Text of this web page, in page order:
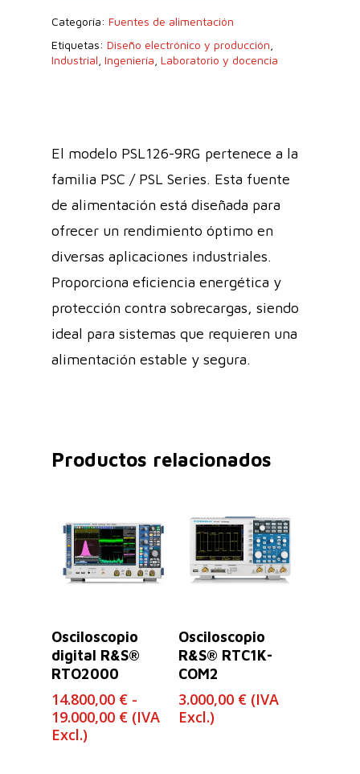
Categoría: Fuentes de alimentación
Etiquetas: Diseño electrónico y producción
Industrial Ingeniería Laboratorio y docencia
El modelo PSL126-9RG pertenece a la
familia PSC / PSL Series. Esta fuente
de alimentación está diseñada para
ofrecer un rendimiento óptimo en
diversas aplicaciones industriales.
Proporciona eficiencia energética y
protección contra sobrecargas, siendo
ideal para sistemas que requieren una
alimentación estable y segura.
Productos relacionados
Seleccionar
Opciones
Osciloscopio
digital R&S®
RTO2000
14.800,00 € -
19.000,00 €Rango
(IVA
Excl.)
Leer Más
Osciloscopio
R&S® RTC1K-
COM2
3.000,00 € (IVA
Excl.)